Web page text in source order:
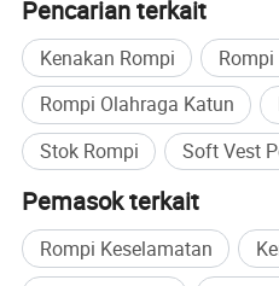
Pencarian terkait
Kenakan Rompi
Rompi Olahraga Katun
Stok Rompi
Soft Vest
Pemasok terkait
Rompi Keselamatan